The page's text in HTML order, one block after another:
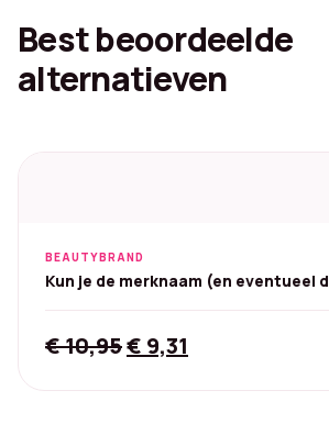
Best beoordeelde
alternatieven
BEAUTYBRAND
Kun je de merknaam (en eventueel
€10,95Original
€ 9,31